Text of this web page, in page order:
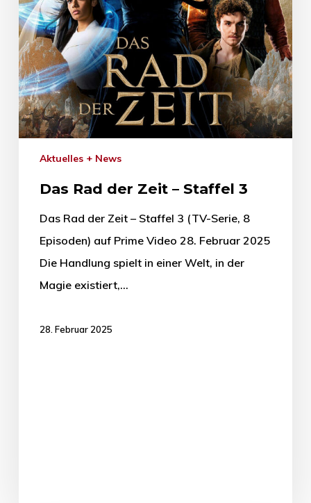
Aktuelles + News
Das Rad der Zeit – Staffel 3
Das Rad der Zeit – Staffel 3 (TV-Serie, 8
Episoden) auf Prime Video 28. Februar 2025
Die Handlung spielt in einer Welt, in der
Magie existiert,…
28. Februar 2025